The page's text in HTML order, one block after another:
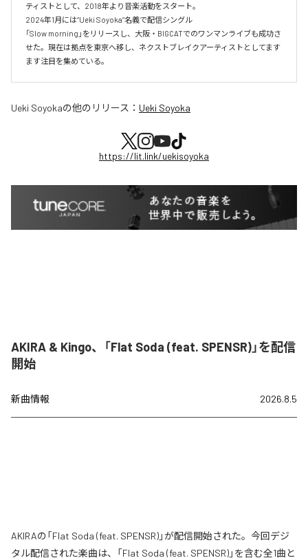
ティストとして、2018年より音楽活動をスタート。
2024年1月には“Ueki Soyoka”名義で配信シングル
「Slow morning」をリリースし、大阪・BIGCATでのワンマンライブも成功さ
せた。現在は拠点を東京へ移し、ネクストブレイクアーティストとしてます
ます注目を集めている。
Ueki Soyokaの他のリリース： Ueki Soyoka
https://lit.link/uekisoyoka
AKIRA & Kingo、「Flat Soda (feat. SPENSR)」を配信
開始
新曲情報 2026.8.5
AKIRAの「Flat Soda (feat. SPENSR)」が配信開始された。今回デジ
タル配信された楽曲は、「Flat Soda (feat. SPENSR)」を含む全1曲と